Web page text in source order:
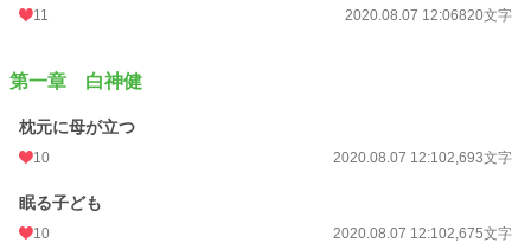
年間ポイント 40,029 pt (12,347 位)
累計ポイント 153,930 pt (23,553 位)
11 2020.08.07 12:06820文字
第一章 白神健
枕元に母が立つ
10 2020.08.07 12:102,693文字
眠る子ども
10 2020.08.07 12:102,675文字